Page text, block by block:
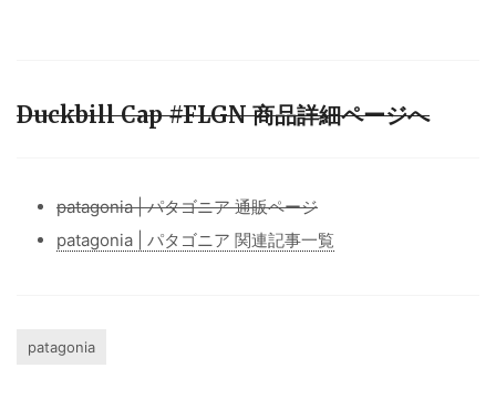
Duckbill Cap #FLGN 商品詳細ページへ
patagonia | パタゴニア 通販ページ
patagonia | パタゴニア 関連記事一覧
patagonia